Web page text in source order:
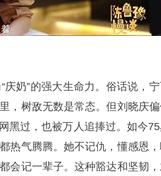
奶”的强大生命力。俗话说，
，树敌无数是常态。但刘晓庆
黑过，也被万人追捧过。如今
热气腾腾。她不记仇，懂感恩
会记一辈子。这种豁达和坚韧